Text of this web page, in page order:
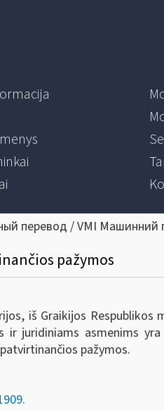
перевод / VMI Машинний
pažymos
iš Graikijos
juridiniams asmenims
pažymos.